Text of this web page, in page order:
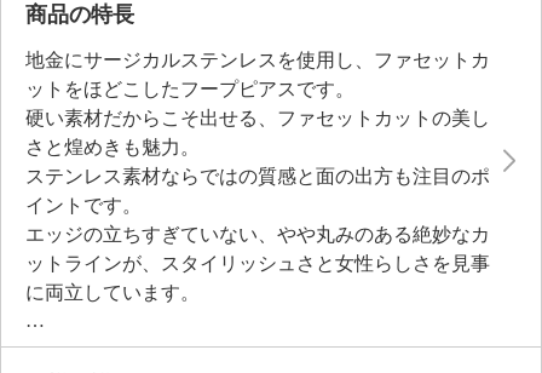
商品の特長
地金にサージカルステンレスを使用し、ファセットカ
ットをほどこしたフープピアスです。
硬い素材だからこそ出せる、ファセットカットの美し
さと煌めきも魅力。
ステンレス素材ならではの質感と面の出方も注目のポ
イントです。
エッジの立ちすぎていない、やや丸みのある絶妙なカ
ットラインが、スタイリッシュさと女性らしさを見事
に両立しています。
キャッチはシリコーンキャッチを採用。
着脱しやすく、肌当たりが良いのも特長です。